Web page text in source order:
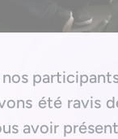
été ravis
avoir